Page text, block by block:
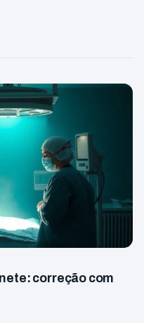
correção com